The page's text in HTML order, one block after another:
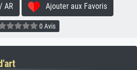
AR Ajouter aux Favoris
0 Avis